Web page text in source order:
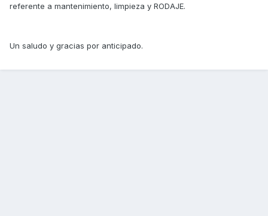
referente a mantenimiento, limpieza y RODAJE.
Un saludo y gracias por anticipado.